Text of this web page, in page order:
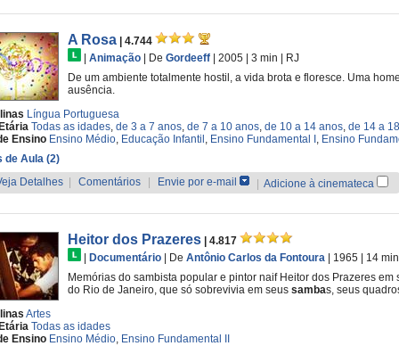
A Rosa
| 4.744
Animação De Gordeeff | 2005 | 3 min
RJ
De um ambiente totalmente hostil, a vida brota e floresce. Uma
ausência.
Língua Portuguesa
Todas as idades, de 3 a 7 anos, de 7 a 10 anos, de 10 a 14 anos, de 14 a
Ensino Ensino Médio, Educação Infantil , Ensino Fundamental I , Ensino
de Aula (2)
Detalhes
Comentários Envie por e-mail Adicione à cinemateca
Heitor dos Prazeres
| 4.817
Documentário De Antônio Carlos da Fontoura | 1965
| 14 min
Memórias do sambista popular e pintor naif Heitor dos Prazeres
do Rio de Janeiro, que só sobrevivia em seus sambas, seus
Artes
Todas as idades
Ensino Ensino Médio, Ensino Fundamental II